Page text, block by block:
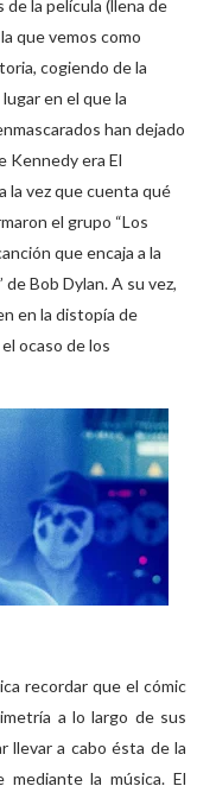
la película (llena de
que vemos como
cogiendo de la
en el que la
han dejado
Kennedy era El
la vez que cuenta qué
el grupo “Los
que encaja a la
Bob Dylan. A su vez,
en la distopía de
ocaso de los
recordar que el cómic
a lo largo de sus
llevar a cabo ésta de la
mediante la música. El